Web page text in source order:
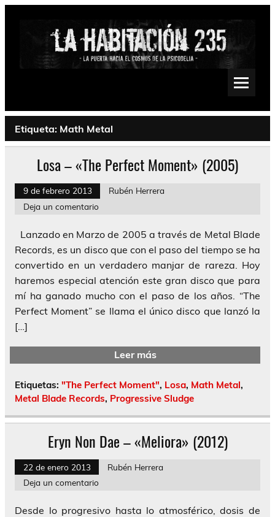
Saltar
Psychedelic, Stoner, Doom, Sludge, Fuzz, Space, Drone
Etiqueta: Math Metal
Losa – «The Perfect Moment» (2005)
9 de febrero 2013
Rubén Herrera
Deja un comentario
Lanzado en Marzo de 2005 a través de Metal Blade
Records, es un disco que con el paso del tiempo se ha
convertido en un verdadero manjar de rareza. Hoy
haremos especial atención este gran disco que para
mí ha ganado mucho con el paso de los años. “The
Perfect Moment” se llama el único disco que lanzó la
[…]
Leer más
Etiquetas: "The Perfect Moment", Losa, Math Metal,
Metal Blade Records, Progressive Sludge
Eryn Non Dae – «Meliora» (2012)
22 de enero 2013
Rubén Herrera
Deja un comentario
Desde lo progresivo hasta lo atmosférico, dosis de